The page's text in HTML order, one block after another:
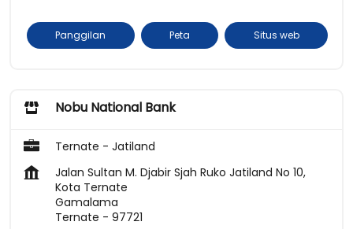
Panggilan Peta Situs web
Nobu National Bank
Ternate - Jatiland
Jalan Sultan M. Djabir Sjah Ruko Jatiland No 10,
Kota Ternate
Gamalama
Ternate - 97721